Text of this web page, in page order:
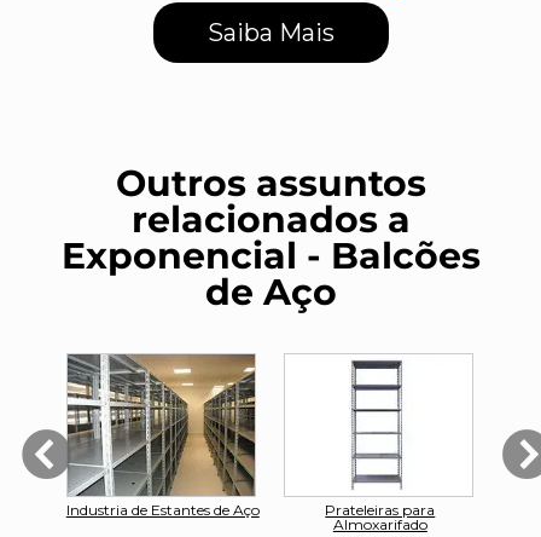
Saiba Mais
Outros assuntos
relacionados a
Exponencial - Balcões
de Aço
Industria de Estantes de Aço
Prateleiras para
Almoxarifado